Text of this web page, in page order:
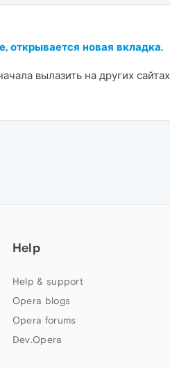
открывается новая вкладка.
вылазить на других сайтах
Help
Help & support
Opera blogs
Opera forums
Dev.Opera